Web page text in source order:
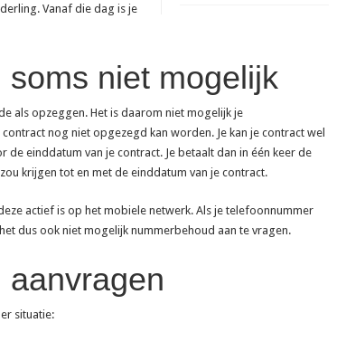
Vanaf die dag is je
niet mogelijk
als opzeggen. Het is daarom niet mogelijk je
nog niet opgezegd kan worden. Je kan je contract wel
de einddatum van je contract. Je betaalt dan in één keer de
krijgen tot en met de einddatum van je contract.
actief is op het mobiele netwerk. Als je telefoonnummer
dus ook niet mogelijk nummerbehoud aan te vragen.
aanvragen
situatie: